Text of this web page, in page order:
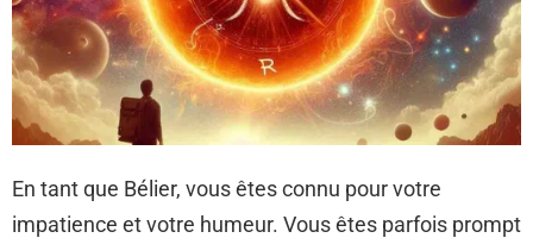
En tant que Bélier, vous êtes connu pour votre
impatience et votre humeur. Vous êtes parfois prompt